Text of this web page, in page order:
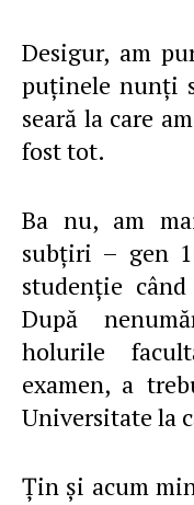
Desigur, am
puţinele nunţi
seară la care
fost tot.
Ba nu, am
subţiri – gen
studenţie
După
holurile
examen, a
Universitate la
Ţin şi acum